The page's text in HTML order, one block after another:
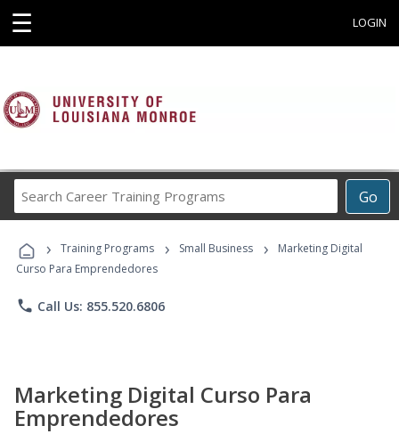
☰ LOGIN
Go
Career
Programs
› Training Programs › Small Business ›
Marketing Digital
Curso Para Emprendedores
phone Call Us: 855.520.6806
Marketing Digital Curso Para
Emprendedores